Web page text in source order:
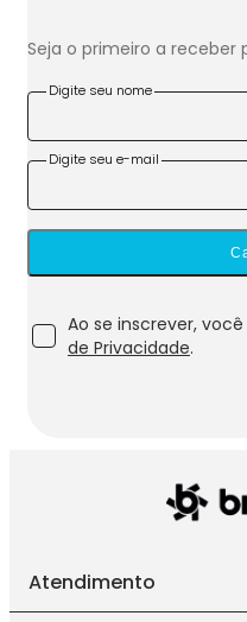
Seja o primeiro a
Digite seu nome
Digite seu e-mail
Ao se inscrever,
de Privacidade.
Atendimento